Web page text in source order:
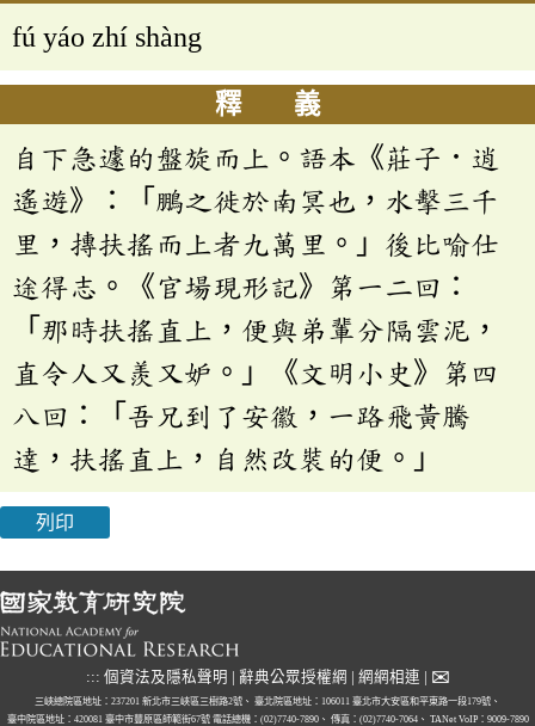
fú yáo zhí shàng
釋 義
自下急遽的盤旋而上。語本《莊子．逍
遙遊》：「鵬之徙於南冥也，水擊三千
里，摶扶搖而上者九萬里。」後比喻仕
途得志。《官場現形記》第一二回：
「那時扶搖直上，便與弟輩分隔雲泥，
直令人又羨又妒。」《文明小史》第四
八回：「吾兄到了安徽，一路飛黃騰
達，扶搖直上，自然改裝的便。」
列印
::: 個資法及隱私聲明 辭典公眾授權網 網網相連 ✉
三峽總院區地址：237201 新北市三峽區三樹路2號、 臺北院區地址：106011 臺北市大安區和平東路一段179號、
臺中院區地址：420081 臺中市豐原區師範街67號 電話總機：(02)7740-7890、 傳真：(02)7740-7064、 TANet VoIP：9009-7890